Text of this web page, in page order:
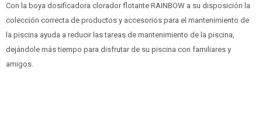
Con la boya dosificadora clorador flotante RAINBOW a su disposición la
colección correcta de productos y accesorios para el mantenimiento de
la piscina ayuda a reducir las tareas de mantenimiento de la piscina,
dejándole más tiempo para disfrutar de su piscina con familiares y
amigos.